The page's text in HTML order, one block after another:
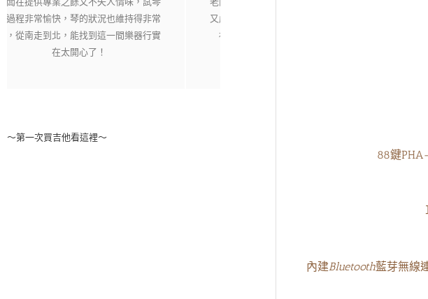
88鍵
內建Bluetooth藍芽無線
又嚴格把關，現場琴各有各的特色，在這
裡絕對能找到自己適合有喜愛的琴。
～第一次買吉他看這裡～